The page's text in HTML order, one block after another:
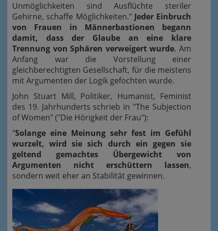
Unmöglichkeiten sind Ausflüchte steriler
Gehirne, schaffe Möglichkeiten." Jeder Einbruch
von Frauen in Männerbastionen begann
damit, dass der Glaube an eine klare
Trennung von Sphären verweigert wurde. Am
Anfang war die Vorstellung einer
gleichberechtigten Gesellschaft, für die meistens
mit Argumenten der Logik gefochten wurde.
John Stuart Mill, Politiker, Humanist, Feminist
des 19. Jahrhunderts schrieb in "The Subjection
of Women" ("Die Hörigkeit der Frau"):
"Solange eine Meinung sehr fest im Gefühl
wurzelt, wird sie sich durch ein gegen sie
geltend gemachtes Übergewicht von
Argumenten nicht erschüttern lassen,
sondern weit eher an Stabilität gewinnen.